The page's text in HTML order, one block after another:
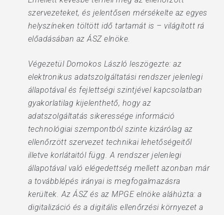
szervezeteket, és jelentősen mérsékelte az egyes
helyszíneken töltött idő tartamát is – világított rá
előadásában az ÁSZ elnöke.
Végezetül Domokos László leszögezte: az
elektronikus adatszolgáltatási rendszer jelenlegi
állapotával és fejlettségi szintjével kapcsolatban
gyakorlatilag kijelenthető, hogy az
adatszolgáltatás sikeressége információ
technológiai szempontból szinte kizárólag az
ellenőrzött szervezet technikai lehetőségeitől
illetve korlátaitól függ. A rendszer jelenlegi
állapotával való elégedettség mellett azonban már
a továbblépés irányai is megfogalmazásra
kerültek. Az ÁSZ és az MPGE elnöke aláhúzta: a
digitalizáció és a digitális ellenőrzési környezet a